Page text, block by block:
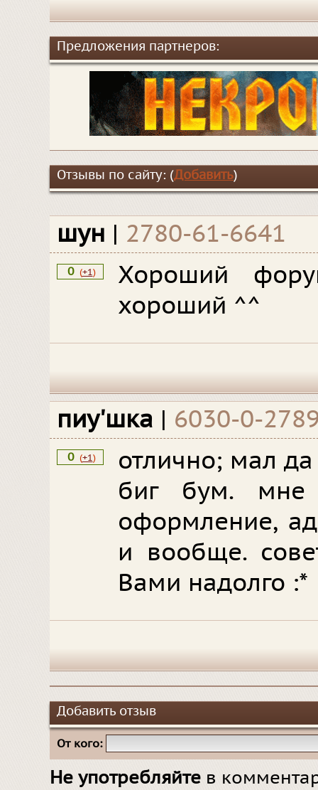
Предложения партнеров:
Отзывы по сайту: (Добавить)
шун | 2780-61-6641
0 (+1)
Хороший
хороший ^^
пиу'шка | 6030-0-
0 (+1)
отлично; мал
биг бум. мне
оформление,
и вообще.
Вами надолго :*
Добавить отзыв
От кого:
Не употребляйте в